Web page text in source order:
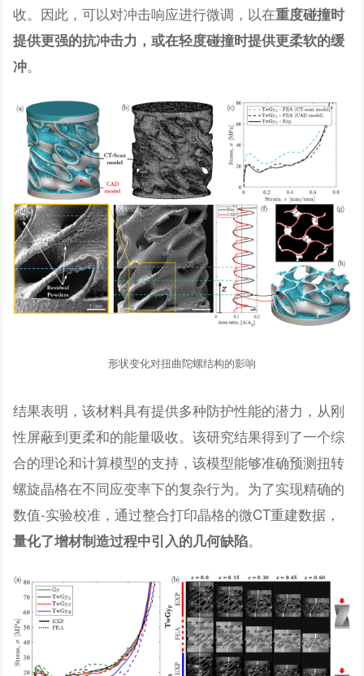
收。因此，可以对冲击响应进行微调，以在重度碰撞时
提供更强的抗冲击力，或在轻度碰撞时提供更柔软的缓
冲。
形状变化对扭曲陀螺结构的影响
结果表明，该材料具有提供多种防护性能的潜力，从刚
性屏蔽到更柔和的能量吸收。该研究结果得到了一个综
合的理论和计算模型的支持，该模型能够准确预测扭转
螺旋晶格在不同应变率下的复杂行为。为了实现精确的
数值-实验校准，通过整合打印晶格的微CT重建数据，
量化了增材制造过程中引入的几何缺陷。